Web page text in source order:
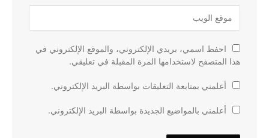
احفظ اسمي، بريدي الإلكتروني، والموقع الإلكتروني في
هذا المتصفح لاستخدامها المرة المقبلة في تعليقي.
أعلمني بمتابعة التعليقات بواسطة البريد الإلكتروني.
أعلمني بالمواضيع الجديدة بواسطة البريد الإلكتروني.